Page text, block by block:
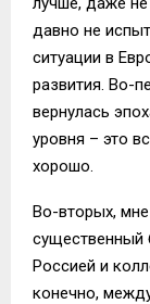
давно не
ситуации в
развития. Во-
вернулась
уровня – это
хорошо.
Во-вторых, мне
существенный
Россией и
конечно,